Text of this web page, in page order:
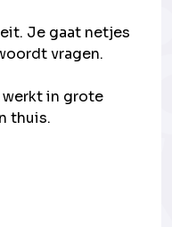
Je gaat netjes
vragen.
in grote
thuis.